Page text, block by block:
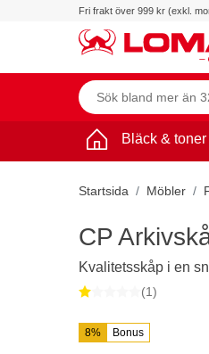
Fri frakt över 999 kr (exkl.
Bläck & toner
Startsida Möbler
8% Bonus
CP
Kvalitetsskåp i en
(1)